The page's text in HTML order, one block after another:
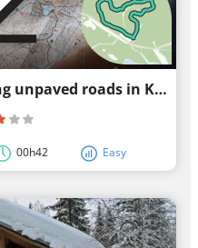
Adventurous hiking along unpaved roads in Kuhmo
00h42 Easy